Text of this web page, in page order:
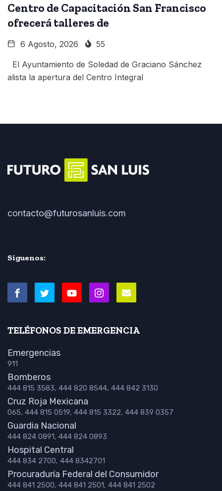
Centro de Capacitación San Francisco
ofrecerá talleres de
6 Agosto, 2026 55
El Ayuntamiento de Soledad de Graciano Sánchez
alista la apertura del Centro Integral
contacto@futurosanluis.com
Síguenos:
TELÉFONOS DE EMERGENCIA
Emergencias
911
Bomberos
444 815 3583, 444 820 8544, 444 842 3130
Cruz Roja Mexicana
065, 444 815 0519, 444 815 3322, 444 839 0357
Guardia Nacional
444 824 0891, 444 824 0893
Hospital Central
444 834 2700, 444 8342701
Procuraduría Federal del Consumidor
444 841 2500, 444 841 2501, 444 841 2502